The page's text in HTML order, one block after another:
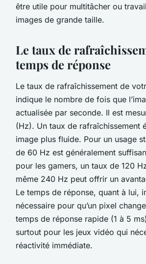
être utile pour multitâcher ou
images de grande taille.
Le taux de
temps de réponse
Le taux de rafraîchissement de
indique le nombre de fois que
actualisée par seconde. Il est
(Hz). Un taux de rafraîchissement
image plus fluide. Pour un usage
de 60 Hz est généralement
pour les gamers, un taux de 120
même 240 Hz peut offrir un
Le temps de réponse, quant à lui,
nécessaire pour qu’un pixel
temps de réponse rapide (1 à 5
surtout pour les jeux vidéo qui
réactivité immédiate.